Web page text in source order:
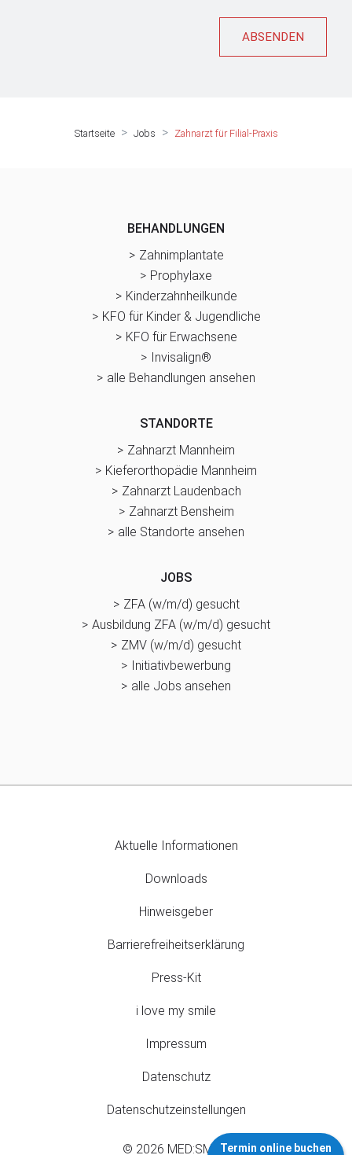
ABSENDEN
Startseite Jobs Zahnarzt für Filial-Praxis
BEHANDLUNGEN
Zahnimplantate
Prophylaxe
Kinderzahnheilkunde
KFO für Kinder & Jugendliche
KFO für Erwachsene
Invisalign®
alle Behandlungen ansehen
STANDORTE
Zahnarzt Mannheim
Kieferorthopädie Mannheim
Zahnarzt Laudenbach
Zahnarzt Bensheim
alle Standorte ansehen
JOBS
ZFA (w/m/d) gesucht
Ausbildung ZFA (w/m/d) gesucht
ZMV (w/m/d) gesucht
Initiativbewerbung
alle Jobs ansehen
Termin online buchen
Aktuelle Informationen
Downloads
Hinweisgeber
Barrierefreiheitserklärung
Press-Kit
i love my smile
Impressum
Datenschutz
Datenschutzeinstellungen
© 2026 MED:SMILE